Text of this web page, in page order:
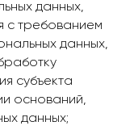
данных,
с требованием
данных,
субъекта
оснований,
данных;